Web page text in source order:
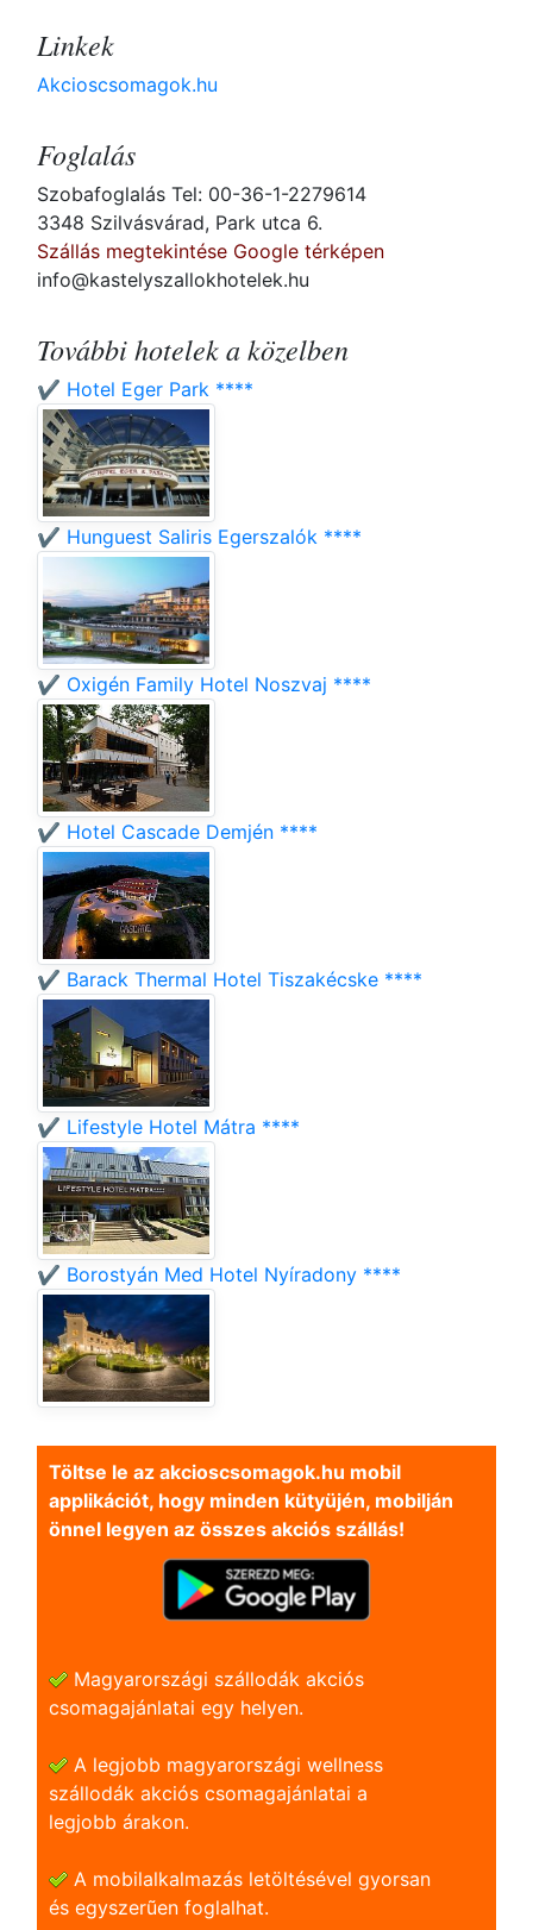
Linkek
Akcioscsomagok.hu
Foglalás
Szobafoglalás Tel: 00-36-1-2279614
3348 Szilvásvárad, Park utca 6.
Szállás megtekintése Google térképen
info@kastelyszallokhotelek.hu
További hotelek a közelben
✔️ Hotel Eger Park ****
✔️ Hunguest Saliris Egerszalók ****
✔️ Oxigén Family Hotel Noszvaj ****
✔️ Hotel Cascade Demjén ****
✔️ Barack Thermal Hotel Tiszakécske ****
✔️ Lifestyle Hotel Mátra ****
✔️ Borostyán Med Hotel Nyíradony ****
Töltse le az akcioscsomagok.hu mobil
applikációt, hogy minden kütyüjén, mobilján
önnel legyen az összes akciós szállás!
Magyarországi szállodák akciós
csomagajánlatai egy helyen.
A legjobb magyarországi wellness
szállodák akciós csomagajánlatai a
legjobb árakon.
A mobilalkalmazás letöltésével gyorsan
és egyszerũen foglalhat.